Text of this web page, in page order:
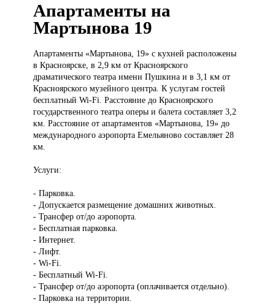
Апартаменты на
Мартынова 19
Апартаменты «Мартынова, 19» с кухней расположены
в Красноярске, в 2,9 км от Красноярского
драматического театра имени Пушкина и в 3,1 км от
Красноярского музейного центра. К услугам гостей
бесплатный Wi-Fi. Расстояние до Красноярского
государственного театра оперы и балета составляет 3,2
км. Расстояние от апартаментов «Мартынова, 19» до
международного аэропорта Емельяново составляет 28
км.
Услуги:
- Парковка.
- Допускается размещение домашних животных.
- Трансфер от/до аэропорта.
- Бесплатная парковка.
- Интернет.
- Лифт.
- Wi-Fi.
- Бесплатный Wi-Fi.
- Трансфер от/до аэропорта (оплачивается отдельно).
- Парковка на территории.